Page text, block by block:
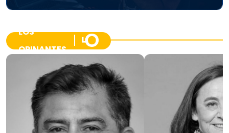
LOS
OPINANTES